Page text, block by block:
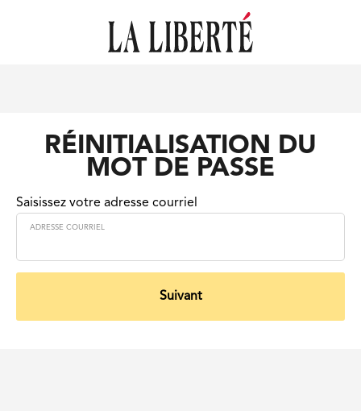
RÉINITIALISATION DU
MOT DE PASSE
Saisissez votre adresse courriel
ADRESSE COURRIEL
Suivant